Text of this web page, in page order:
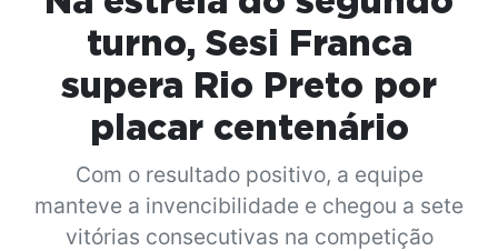
turno, Sesi Franca
supera Rio Preto por
placar centenário
Com o resultado positivo, a equipe
manteve a invencibilidade e chegou a sete
vitórias consecutivas na competição